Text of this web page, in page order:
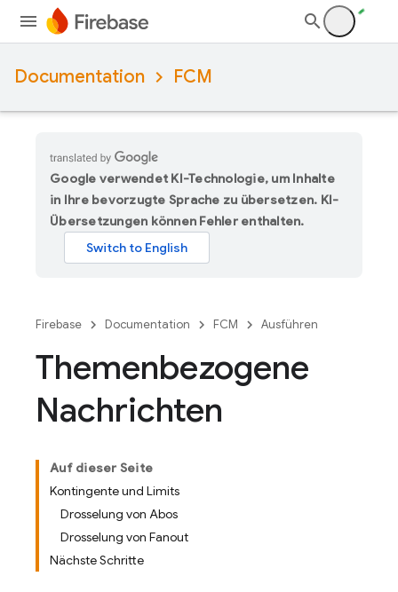
Documentation FCM
Google verwendet KI-Technologie, um Inhalte
in Ihre bevorzugte Sprache zu übersetzen. KI-
Übersetzungen können Fehler enthalten.
Firebase Documentation FCM Ausführen
Themenbezogene
Nachrichten
Auf dieser Seite
Kontingente und Limits
Drosselung von Abos
Drosselung von Fanout
Nächste Schritte